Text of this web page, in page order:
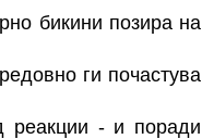
бикини позира на
ги почастува
реакции - и поради